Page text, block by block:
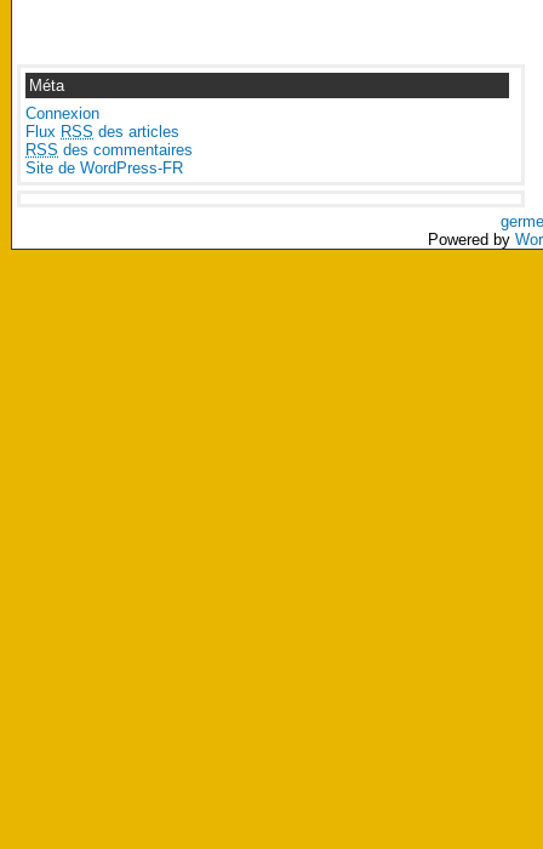
Méta
Connexion
Flux RSS des articles
RSS des commentaires
Site de WordPress-FR
Powered by